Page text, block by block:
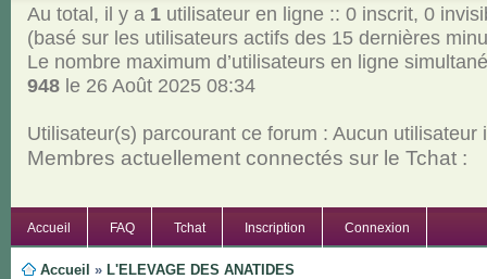
Au total, il y a 1utilisateur en ligne :: 0 inscrit, 0
(basé sur les utilisateurs actifs des 15 dernières
Le nombre maximum d’utilisateurs en ligne
948le 26 Août 2025 08:34
Utilisateur(s) parcourant ce forum : Aucun utilisateur
Membres actuellement connectés sur le Tchat :
Accueil FAQ Tchat Inscription Connexion
Accueil » L'ELEVAGE DES ANATIDES